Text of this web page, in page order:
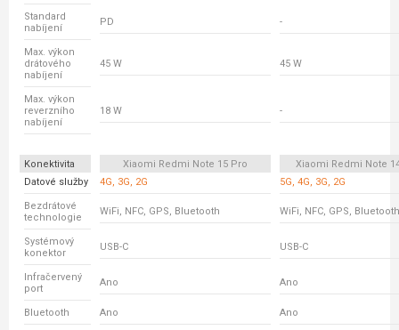
Standard
nabíjení
PD -
Max. výkon
drátového
nabíjení
45 W 45 W
Max. výkon
reverzního
nabíjení
18 W -
Konektivita Xiaomi Redmi Note 15 Pro
Xiaomi Redmi Note
Datové služby
4G, 3G, 2G 5G, 4G, 3G, 2G
Bezdrátové
technologie
WiFi, NFC, GPS, Bluetooth WiFi, NFC, GPS, Bluetooth
Systémový
konektor
USB-C USB-C
Infračervený
port
Ano Ano
Bluetooth Ano Ano